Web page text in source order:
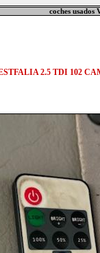
coches usados
2.5 TDI 102